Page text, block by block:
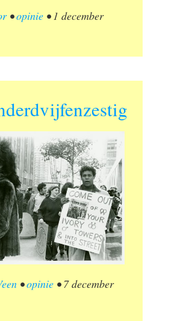
•opinie •1 december
•opinie •7 december